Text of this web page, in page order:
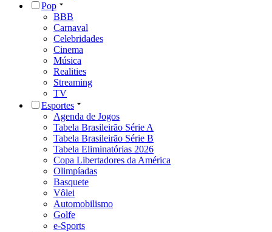
Pop
BBB
Carnaval
Celebridades
Cinema
Música
Realities
Streaming
TV
Esportes
Agenda de Jogos
Tabela Brasileirão Série A
Tabela Brasileirão Série B
Tabela Eliminatórias 2026
Copa Libertadores da América
Olimpíadas
Basquete
Vôlei
Automobilismo
Golfe
e-Sports